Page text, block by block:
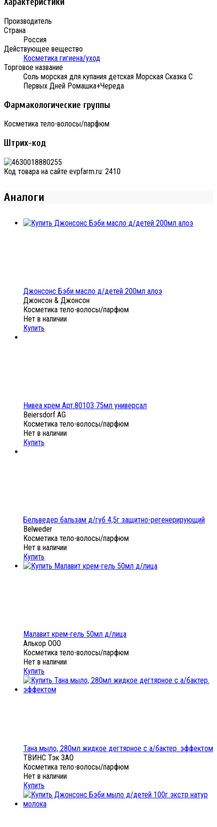
Производитель
Страна
Россия
Действующее вещество
Косметика гигиена/уход
Торговое название
Соль морская для купания детская Морская Сказка С
Первых Дней Ромашка+Череда
Фармакологические группы
Косметика тело-волосы/парфюм
Штрих-код
Код товара на сайте evpfarm.ru: 2410
Аналоги
Джонсонс Бэби масло д/детей 200мл алоэ
Джонсон & Джонсон
Косметика тело-волосы/парфюм
Нет в наличии
Купить
Нивеа крем Арт.80103 75мл универсал
Beiersdorf AG
Косметика тело-волосы/парфюм
Нет в наличии
Купить
Бельведер бальзам д/губ 4,5г защитно-регенерирующий
Belweder
Косметика тело-волосы/парфюм
Нет в наличии
Купить
Малавит крем-гель 50мл д/лица
Алькор ООО
Косметика тело-волосы/парфюм
Нет в наличии
Купить
Тана мыло, 280мл жидкое дегтярное с а/бактер. эффектом
ТВИНС Тэк ЗАО
Косметика тело-волосы/парфюм
Нет в наличии
Купить